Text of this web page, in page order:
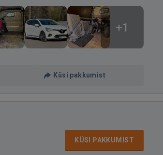
+1
Küsi pakkumist
KÜSI PAKKUMIST